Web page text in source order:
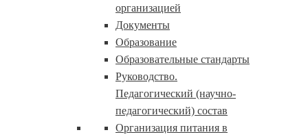
организацией
Документы
Образование
Образовательные стандарты
Руководство.
Педагогический (научно-
педагогический) состав
Организация питания в